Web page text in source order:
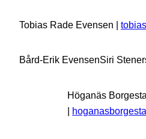
Tobias Rade Evensen |
Bård-Erik EvensenSiri
Höganäs
|